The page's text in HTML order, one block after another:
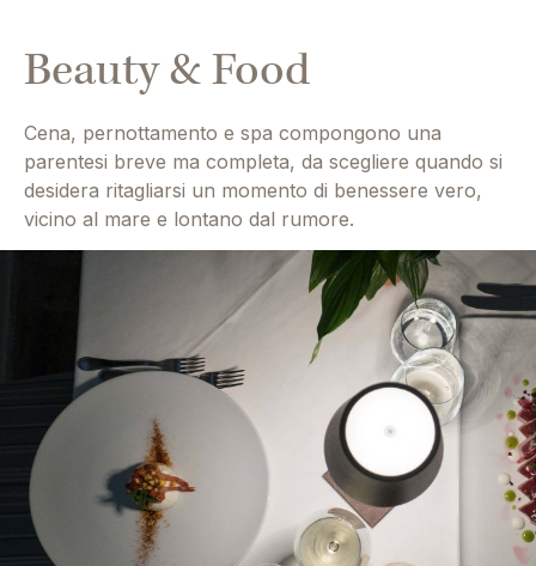
Beauty & Food
Cena, pernottamento e spa compongono una
parentesi breve ma completa, da scegliere quando si
desidera ritagliarsi un momento di benessere vero,
vicino al mare e lontano dal rumore.